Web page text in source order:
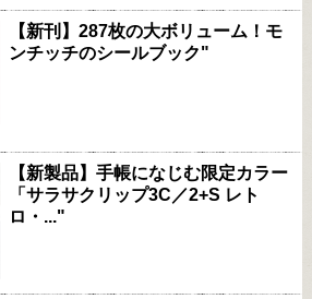
【新刊】287枚の大ボリューム！モ
ンチッチのシールブック"
【新製品】手帳になじむ限定カラー
「サラサクリップ3C／2+S レト
ロ・..."